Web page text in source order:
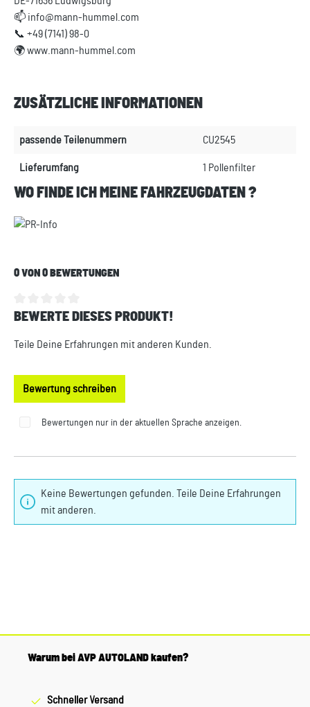
📫 info@mann-hummel.com
📞 +49 (7141) 98-0
🌍 www.mann-hummel.com
ZUSÄTZLICHE INFORMATIONEN
passende Teilenummern CU2545
Lieferumfang 1 Pollenfilter
WO FINDE ICH MEINE FAHRZEUGDATEN ?
0 VON 0 BEWERTUNGEN
Durchschnittliche Bewertung von 0 von 5 Sternen
BEWERTE DIESES PRODUKT!
Teile Deine Erfahrungen mit anderen Kunden.
Bewertung schreiben
Bewertungen nur in der aktuellen Sprache anzeigen.
Keine Bewertungen gefunden. Teile Deine Erfahrungen
mit anderen.
Warum bei AVP AUTOLAND kaufen?
Schneller Versand